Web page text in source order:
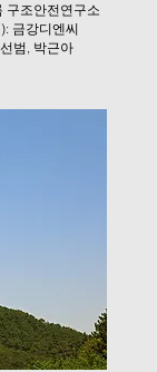
구조안전연구소
금강디엔씨
범, 박근아